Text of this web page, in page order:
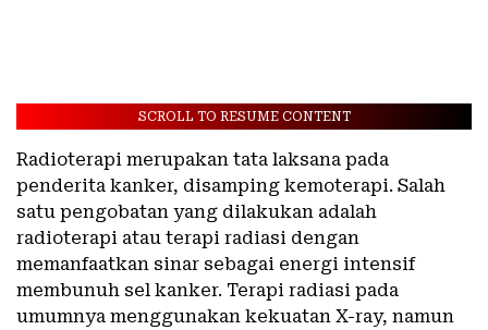
SCROLL TO RESUME CONTENT
Radioterapi merupakan tata laksana pada
penderita kanker, disamping kemoterapi. Salah
satu pengobatan yang dilakukan adalah
radioterapi atau terapi radiasi dengan
memanfaatkan sinar sebagai energi intensif
membunuh sel kanker. Terapi radiasi pada
umumnya menggunakan kekuatan X-ray, namun